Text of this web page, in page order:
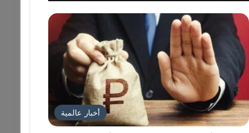
أخبار عالمية